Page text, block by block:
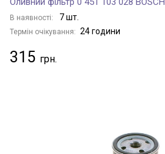
В наявності: 7 шт.
Термін очікування: 24 години
315